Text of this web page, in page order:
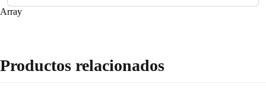
Array
Productos relacionados